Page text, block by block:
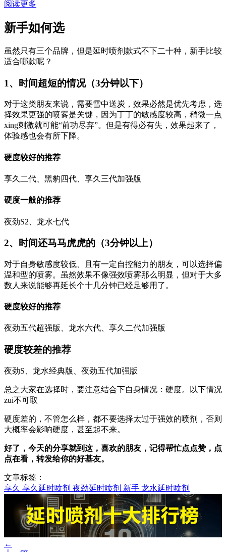
阅读更多
新手如何选
虽然只有三个品牌，但是延时喷剂款式不下二十种，新手比较
适合哪款呢？
1、时间超短的情况（3分钟以下）
对于这类朋友来说，需要雪中送炭，效果必然是优先考虑，选
择效果更强的喷雾是关键，因为丁丁的敏感度较高，稍微一点
xing刺激就可能“前功尽弃”。但是有得必有失，效果起来了，
体验感也会有所下降。
硬度较好的推荐
享久二代、黑豹四代、享久三代加强版
硬度一般的推荐
夜劲S2、龙水七代
2、时间还马马虎虎的（3分钟以上）
对于自身敏感度较低、且有一定自控能力的朋友，可以选择偏
温和型的喷雾。虽然效果不像强效喷雾那么明显，但对于大多
数人来说能够再延长个十几分钟已经足够用了。
硬度较好的推荐
夜劲五代超强版、龙水六代、享久二代加强版
硬度较差的推荐
夜劲S、龙水经典版、夜劲五代加强版
总之大家在选择时，要注意结合下自身情况：硬度。以下情况
zui不可取
硬度差的，不管怎么样，都不要选择太过于强效的喷剂，否则
大概率会影响硬度，甚至起不来。
好了，今天的分享就到这，喜欢的朋友， 记得帮忙点点赞，点
点在看，转发给你的好基友。
文章标签：
享久 享久延时喷剂 夜劲延时喷剂 新手 龙水延时喷剂
←